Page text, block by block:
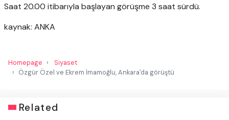
Saat 20.00 itibarıyla başlayan görüşme 3 saat sürdü.
kaynak: ANKA
Homepage
Siyaset
Özgür Özel ve Ekrem İmamoğlu, Ankara'da görüştü
Related